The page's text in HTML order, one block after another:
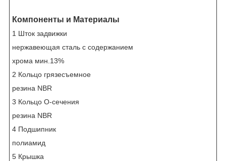
Компоненты и Материалы
1 Шток задвижки
нержавеющая сталь с содержанием
хрома мин.13%
2 Кольцо грязесъемное
резина NBR
3 Кольцо О-сечения
резина NBR
4 Подшипник
полиамид
5 Крышка